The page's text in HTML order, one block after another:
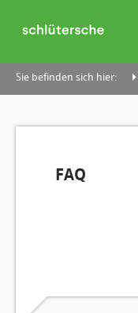
Sie befinden sich hier:
FAQ